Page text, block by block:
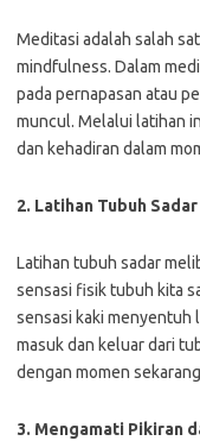
Meditasi adalah salah
mindfulness. Dalam
pada pernapasan atau
muncul. Melalui latihan
dan kehadiran dalam
2. Latihan Tubuh Sadar
Latihan tubuh sadar
sensasi fisik tubuh kita
sensasi kaki menyentuh
masuk dan keluar dari
dengan momen
3. Mengamati Pikiran